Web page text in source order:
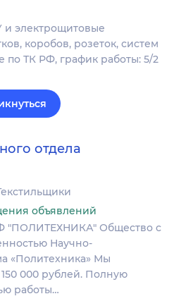
электрощитовые
коробов, розеток, систем
ТК РФ, график работы: 5/2
отдела
объявлений
"ПОЛИТЕХНИКА" Общество с
Научно-
«Политехника» Мы
000 рублей. Полную
работы…